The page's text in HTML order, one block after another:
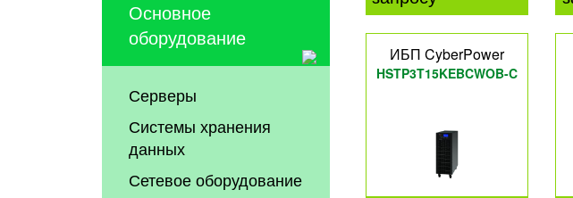
Основное
оборудование
Серверы
Системы хранения
данных
Сетевое оборудование
ИБП CyberPower
HSTP3T15KEBCWOB-C